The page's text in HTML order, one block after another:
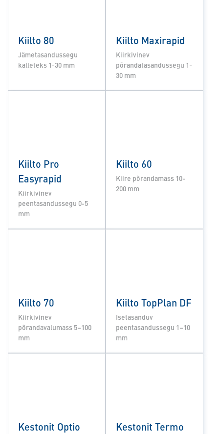
Kiilto 80
Jämetasandussegu
kalleteks 1-30 mm
Kiilto Maxirapid
Kiirkivinev
põrandatasandussegu 1-
30 mm
Kiilto Pro
Easyrapid
Kiirkivinev
peentasandussegu 0-5
mm
Kiilto 60
Kiire põrandamass 10-
200 mm
Kiilto 70
Kiirkivinev
põrandavalumass 5–100
mm
Kiilto TopPlan DF
Isetasanduv
peentasandussegu 1–10
mm
Kestonit Optio Kestonit Termo